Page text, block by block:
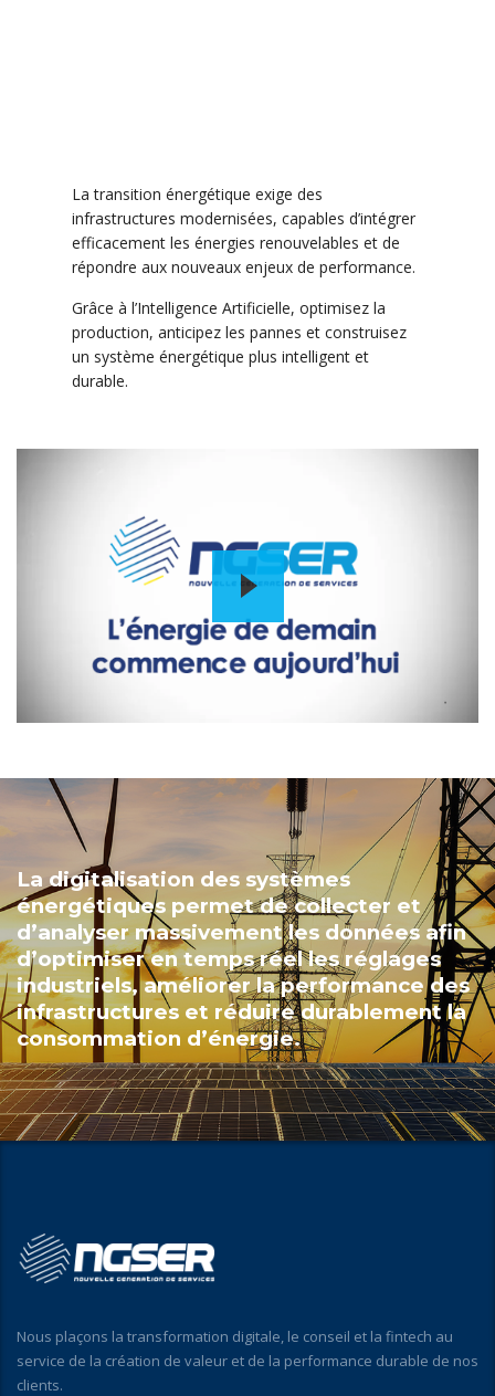
La transition énergétique exige des
infrastructures modernisées, capables d’intégrer
efficacement les énergies renouvelables et de
répondre aux nouveaux enjeux de performance.
Grâce à l’Intelligence Artificielle, optimisez la
production, anticipez les pannes et construisez
un système énergétique plus intelligent et
durable.
La digitalisation des systèmes
énergétiques permet de collecter et
d’analyser massivement les données afin
d’optimiser en temps réel les réglages
industriels, améliorer la performance des
infrastructures et réduire durablement la
consommation d’énergie.
Nous plaçons la transformation digitale, le conseil et la fintech au
service de la création de valeur et de la performance durable de nos
clients.